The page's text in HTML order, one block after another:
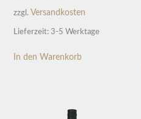
zzgl. Versandkosten
Lieferzeit: 3-5 Werktage
In den Warenkorb